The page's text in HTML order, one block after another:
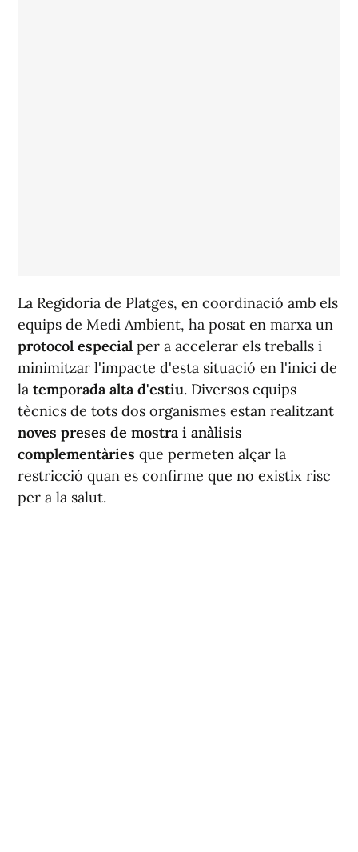
La Regidoria de Platges, en coordinació amb els
equips de Medi Ambient, ha posat en marxa un
protocol especial per a accelerar els treballs i
minimitzar l'impacte d'esta situació en l'inici de
la temporada alta d'estiu. Diversos equips
tècnics de tots dos organismes estan realitzant
noves preses de mostra i anàlisis
complementàries que permeten alçar la
restricció quan es confirme que no existix risc
per a la salut.